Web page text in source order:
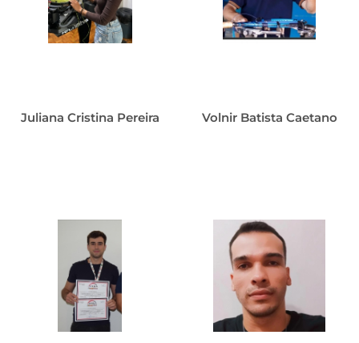
Juliana Cristina Pereira Volnir Batista Caetano